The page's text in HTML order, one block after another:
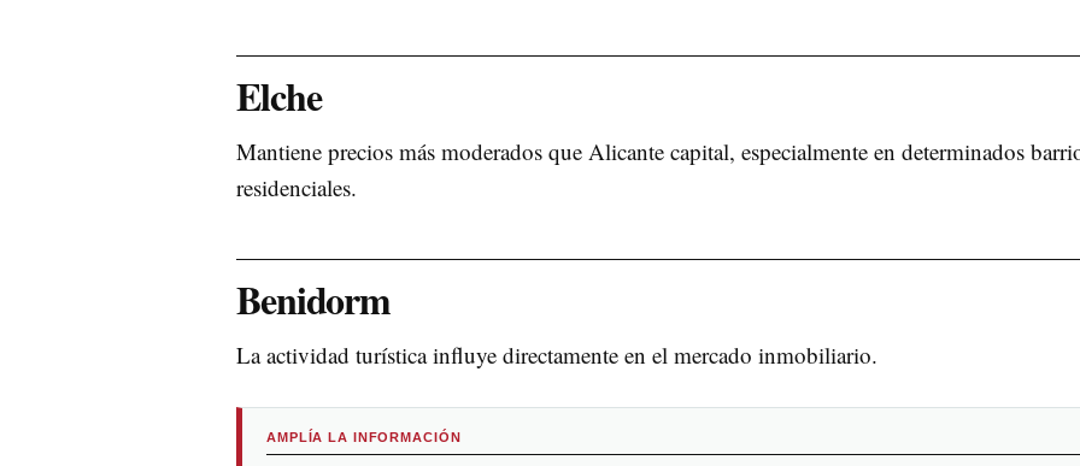
Elche
Mantiene precios más moderados que Alicante capital, especialmente en determinados
residenciales.
Benidorm
La actividad turística influye directamente en el mercado inmobiliario.
AMPLÍA LA INFORMACIÓN